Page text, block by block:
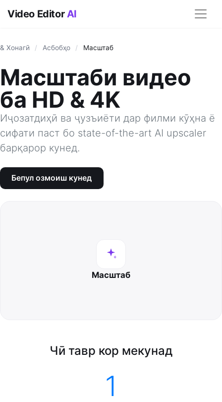
Video EditorAI
& Хонагӣ / Асбобҳо / Масштаб
Масштаби видео
ба HD & 4K
Иҷозатдиҳӣ ва ҷузъиёти дар филми кӯҳна ё
сифати паст бо state-of-the-art AI upscaler
барқарор кунед.
Бепул озмоиш кунед
Масштаб
Чӣ тавр кор мекунад
1